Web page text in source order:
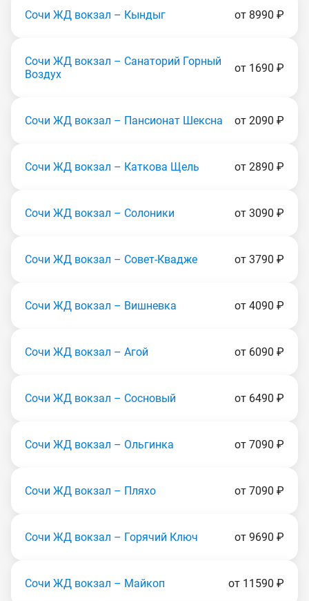
Сочи ЖД вокзал – Кындыг от 8990 ₽
Сочи ЖД вокзал – Санаторий Горный
Воздух
от 1690 ₽
Сочи ЖД вокзал – Пансионат Шексна от 2090 ₽
Сочи ЖД вокзал – Каткова Щель от 2890 ₽
Сочи ЖД вокзал – Солоники от 3090 ₽
Сочи ЖД вокзал – Совет-Квадже от 3790 ₽
Сочи ЖД вокзал – Вишневка от 4090 ₽
Сочи ЖД вокзал – Агой от 6090 ₽
Сочи ЖД вокзал – Сосновый от 6490 ₽
Сочи ЖД вокзал – Ольгинка от 7090 ₽
Сочи ЖД вокзал – Пляхо от 7090 ₽
Сочи ЖД вокзал – Горячий Ключ от 9690 ₽
Сочи ЖД вокзал – Майкоп от 11590 ₽